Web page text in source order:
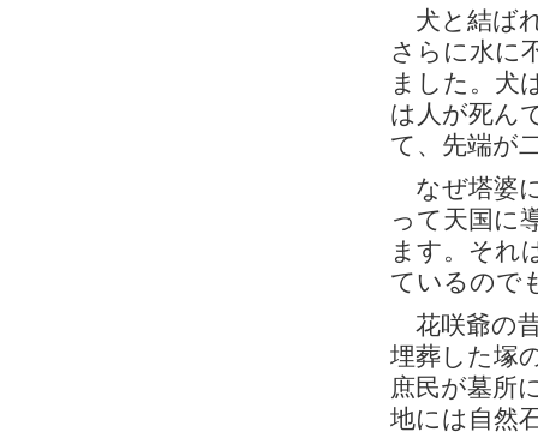
犬と結ば
さらに水に
ました。犬
は人が死ん
て、先端が
なぜ塔婆
って天国に
ます。それ
ているので
花咲爺の
埋葬した塚
庶民が墓所
地には自然